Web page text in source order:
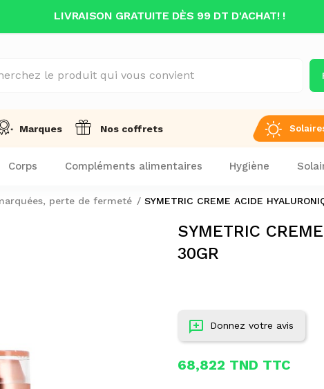
LIVRAISON GRATUITE DÈS 99 DT D'ACHAT! !
Marques Nos coffrets
Corps Compléments alimentaires Hygiène
perte de fermeté SYMETRIC CREME ACIDE
SYMETRIC
30GR
Donnez votre avis
68,822 TND TTC